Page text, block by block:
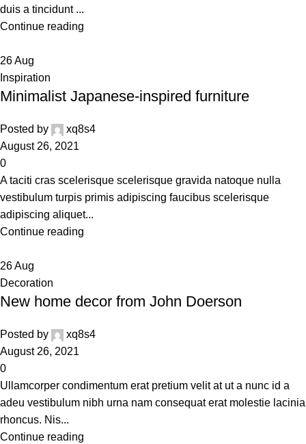
duis a tincidunt ...
Continue reading
26Aug
Inspiration
Minimalist Japanese-inspired furniture
Posted by
xq8s4
August 26, 2021
0
A taciti cras scelerisque scelerisque gravida natoque nulla
vestibulum turpis primis adipiscing faucibus scelerisque
adipiscing aliquet...
Continue reading
26Aug
Decoration
New home decor from John Doerson
Posted by
xq8s4
August 26, 2021
0
Ullamcorper condimentum erat pretium velit at ut a nunc id a
adeu vestibulum nibh urna nam consequat erat molestie lacinia
rhoncus. Nis...
Continue reading